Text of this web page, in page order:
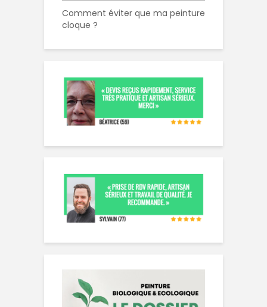
Comment éviter que ma peinture
cloque ?